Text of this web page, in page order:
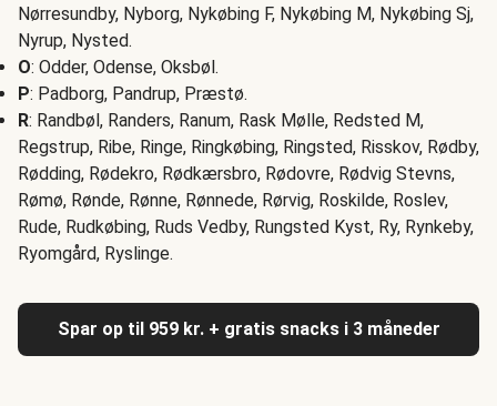
Nørresundby, Nyborg, Nykøbing F, Nykøbing M, Nykøbing Sj,
Nyrup, Nysted.
O: Odder, Odense, Oksbøl.
P: Padborg, Pandrup, Præstø.
R: Randbøl, Randers, Ranum, Rask Mølle, Redsted M,
Regstrup, Ribe, Ringe, Ringkøbing, Ringsted, Risskov, Rødby,
Rødding, Rødekro, Rødkærsbro, Rødovre, Rødvig Stevns,
Rømø, Rønde, Rønne, Rønnede, Rørvig, Roskilde, Roslev,
Rude, Rudkøbing, Ruds Vedby, Rungsted Kyst, Ry, Rynkeby,
Ryomgård, Ryslinge.
Spar op til 959 kr. + gratis snacks i 3 måneder